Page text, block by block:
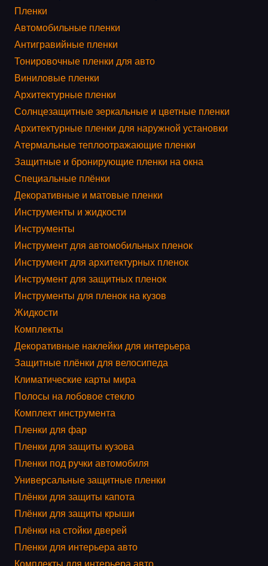
Пленки
Автомобильные пленки
Антигравийные пленки
Тонировочные пленки для авто
Виниловые пленки
Архитектурные пленки
Солнцезащитные зеркальные и цветные пленки
Архитектурные пленки для наружной установки
Атермальные теплоотражающие пленки
Защитные и бронирующие пленки на окна
Специальные плёнки
Декоративные и матовые пленки
Инструменты и жидкости
Инструменты
Инструмент для автомобильных пленок
Инструмент для архитектурных пленок
Инструмент для защитных пленок
Инструменты для пленок на кузов
Жидкости
Комплекты
Декоративные наклейки для интерьера
Защитные плёнки для велосипеда
Климатические карты мира
Полосы на лобовое стекло
Комплект инструмента
Пленки для фар
Пленки для защиты кузова
Пленки под ручки автомобиля
Универсальные защитные пленки
Плёнки для защиты капота
Плёнки для защиты крыши
Плёнки на стойки дверей
Пленки для интерьера авто
Комплекты для интерьера авто